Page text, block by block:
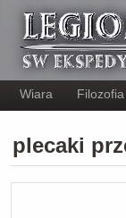
Wiara Filozofia
plecaki